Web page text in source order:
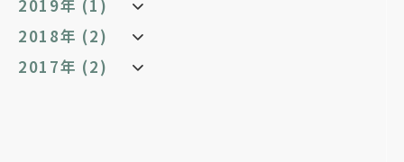
2019年 (1)
2018年 (2)
2017年 (2)